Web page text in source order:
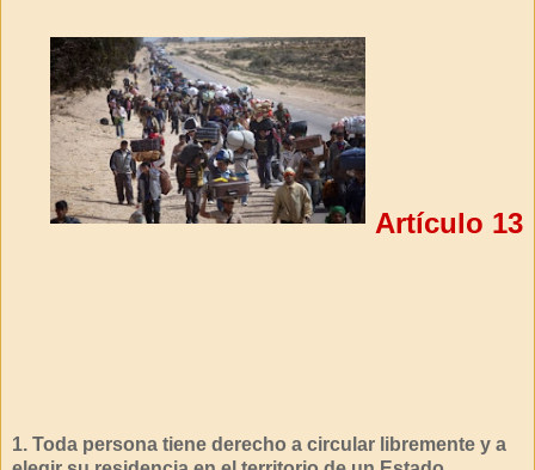
Artículo 13
1. Toda persona tiene derecho a circular libremente y a